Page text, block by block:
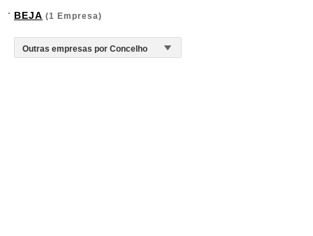
BEJA (1 Empresa)